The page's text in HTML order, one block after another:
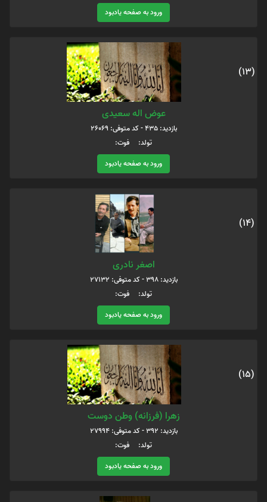
ورود به صفحه یادبود
(13)
عوض اله سعیدی
بازدید: 435 - کد متوفی: 26069
تولد: فوت:
ورود به صفحه یادبود
(14)
اصغر نادری
بازدید: 398 - کد متوفی: 27132
تولد: فوت:
ورود به صفحه یادبود
(15)
زهرا (فرزانه) وطن دوست
بازدید: 392 - کد متوفی: 27994
تولد: فوت:
ورود به صفحه یادبود